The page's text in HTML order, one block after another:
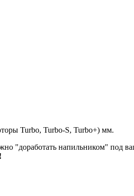
Turbo, Turbo-S, Turbo+) мм.
"доработать напильником"